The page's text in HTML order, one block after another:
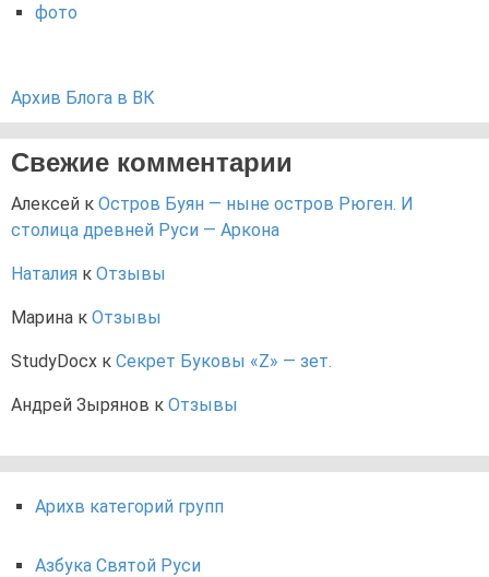
фото
Архив Блога в ВК
Свежие комментарии
Алексей к Остров Буян — ныне остров Рюген. И
столица древней Руси — Аркона
Наталия к Отзывы
Марина к Отзывы
StudyDocx к Секрет Буковы «Z» — зет.
Андрей Зырянов к Отзывы
Арихв категорий групп
Азбука Святой Руси